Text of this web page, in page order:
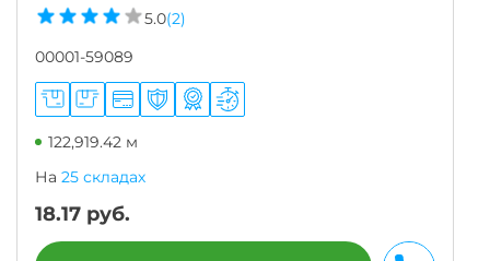
5.0(2)
00001-59089
122,919.42 м
На 25 складах
18.17 руб.